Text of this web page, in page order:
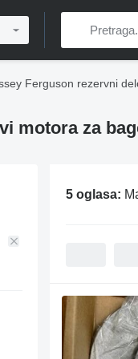
Ferguson rezervni
motora za
5 oglasa: